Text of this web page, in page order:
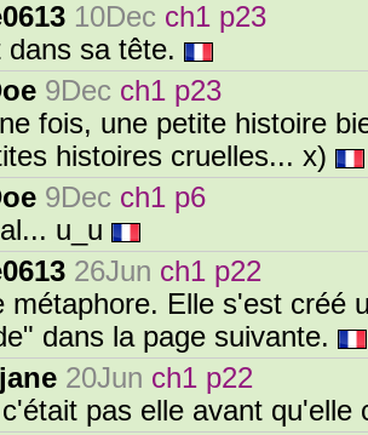
10Dec ch1 p23
dans sa tête.
9Dec ch1 p23
fois, une petite histoire
histoires cruelles... x)
9Dec ch1 p6
u_u
26Jun ch1 p22
métaphore. Elle s'est créé
dans la page suivante.
20Jun ch1 p22
pas elle avant